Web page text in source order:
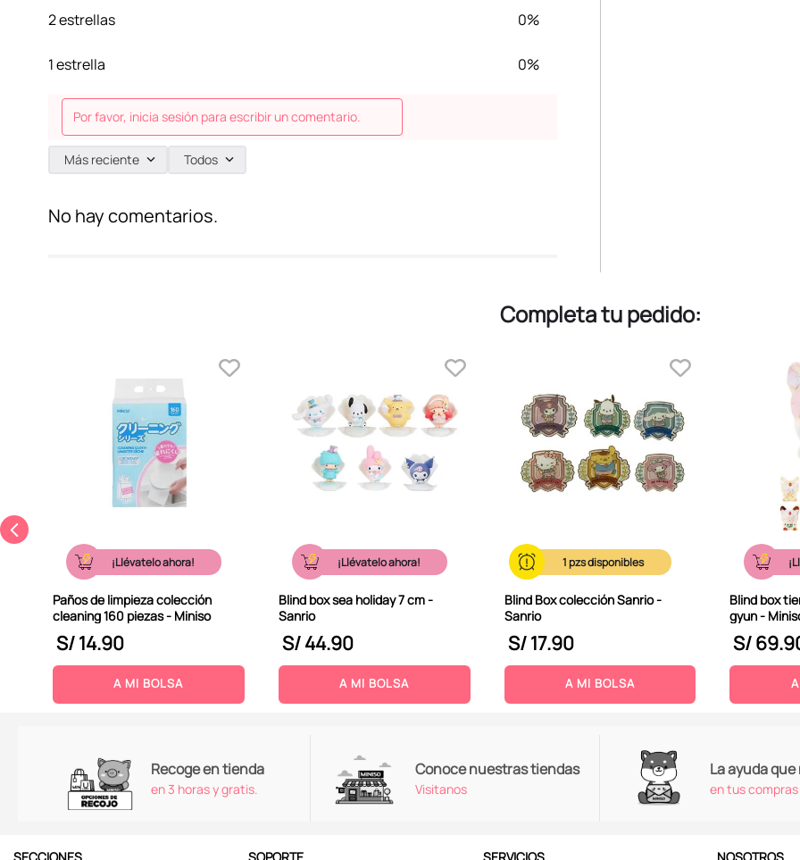
2 estrellas 0%
1 estrella 0%
Por favor, inicia sesión para escribir un comentario.
Más reciente Todos
No hay comentarios.
Completa tu pedido:
¡Llévatelo ahora!
Paños de limpieza colección
cleaning 160 piezas - Miniso
S/14.90
A MI BOLSA
¡Llévatelo ahora!
Blind box sea holiday 7 cm -
Sanrio
S/44.90
A MI BOLSA
1
Blind Box colección Sanrio -
Sanrio
S/17.90
A MI BOLSA
Blind box
gyun -
S/69.
Recoge en tienda
en 3 horas y gratis.
Conoce nuestras tiendas
Visitanos
La ayuda
en tus compras